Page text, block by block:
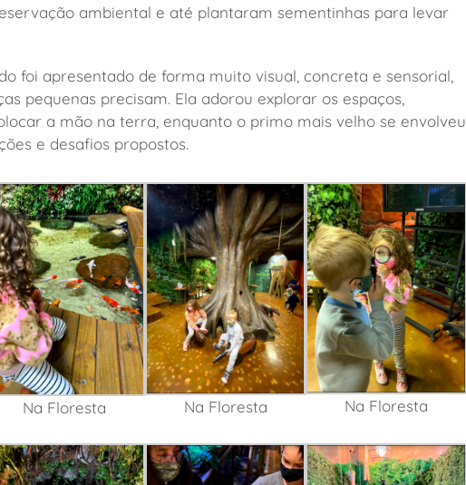
ambiental e até plantaram sementinhas para levar
foi apresentado de forma muito visual, concreta e sensorial,
pequenas precisam. Ela adorou explorar os espaços,
a mão na terra, enquanto o primo mais velho se envolveu
e desafios propostos.
Na Floresta Na Floresta Na Floresta